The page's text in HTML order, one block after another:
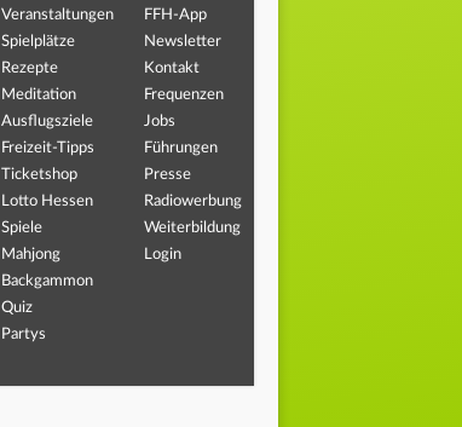
Veranstaltungen
Spielplätze
Rezepte
Meditation
Ausflugsziele
Freizeit-Tipps
Ticketshop
Lotto Hessen
Spiele
Mahjong
Backgammon
Quiz
Partys
FFH-App
Newsletter
Kontakt
Frequenzen
Jobs
Führungen
Presse
Radiowerbung
Weiterbildung
Login